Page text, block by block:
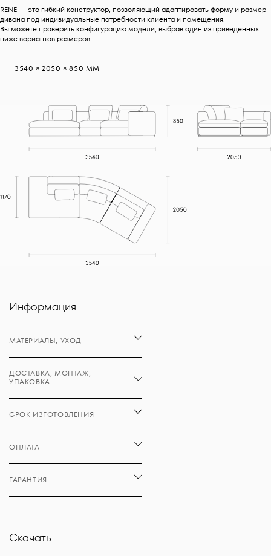
RENE — это гибкий конструктор, позволяющий адаптировать форму и размер
дивана под индивидуальные потребности клиента и помещения.
Вы можете проверить конфигурацию модели, выбрав один из приведенных
ниже вариантов размеров.
3540 × 2050 × 850 ММ
Информация
МАТЕРИАЛЫ, УХОД
ДОСТАВКА, МОНТАЖ,
УПАКОВКА
СРОК ИЗГОТОВЛЕНИЯ
ОПЛАТА
ГАРАНТИЯ
Скачать